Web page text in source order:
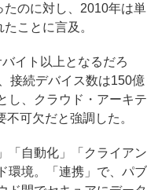
のに対し、2010年は単
ことに言及。
イト以上となるだろ
接続デバイス数は150億
し、クラウド・アーキテ
可欠だと強調した。
「自動化」「クライアン
環境。「連携」で、パブ